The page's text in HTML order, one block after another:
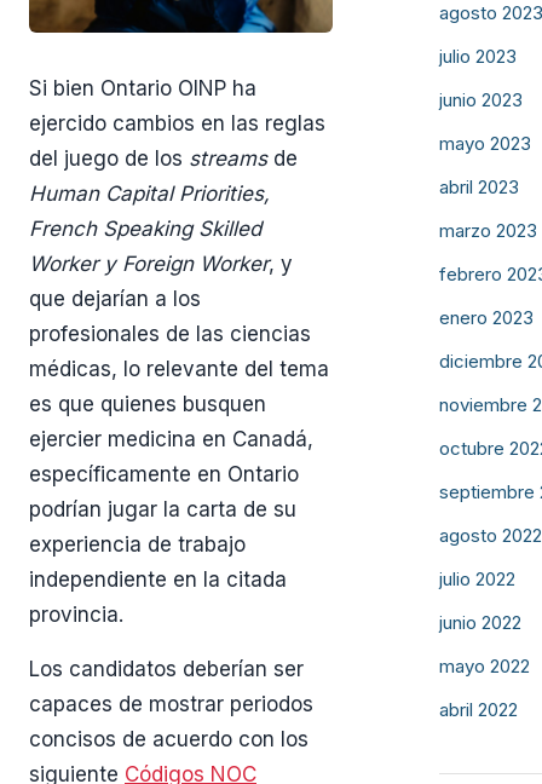
Si bien Ontario OINP ha
ejercido cambios en las reglas
del juego de los streamsde
Human Capital Priorities,
French Speaking Skilled
Worker y Foreign Worker, y
que dejarían a los
profesionales de las ciencias
médicas, lo relevante del tema
es que quienes busquen
ejercier medicina en Canadá,
específicamente en Ontario
podrían jugar la carta de su
experiencia de trabajo
independiente en la citada
provincia.
Los candidatos deberían ser
capaces de mostrar periodos
concisos de acuerdo con los
siguiente Códigos NOC
agosto 2023
julio 2023
junio 2023
mayo 2023
abril 2023
marzo 2023
febrero
enero 2023
diciembre
noviembre
octubre
septiembre
agosto 2022
julio 2022
junio 2022
mayo 2022
abril 2022